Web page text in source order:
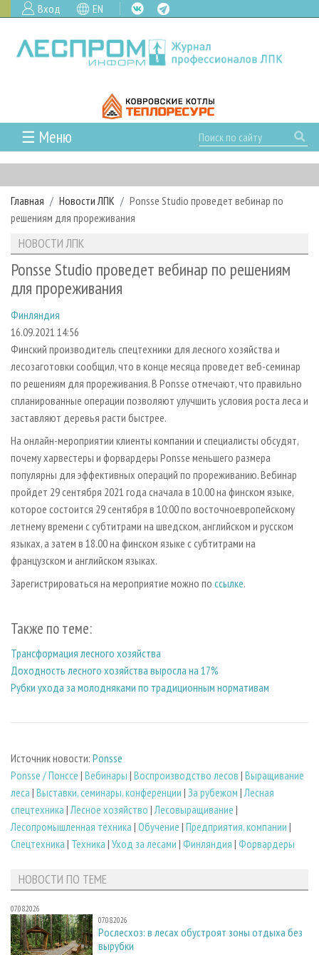
Вход EN
☰ Меню
ГЛАВНАЯ
РУБРИКИ И ТЕМЫ
РУБРИКИ ЖУРНАЛА
ЛЕСОЗАГОТОВКА
ЛЕСОПИЛЕНИЕ
СУШКА ДРЕВЕСИНЫ
ПРОИЗВОДСТВО ДРЕВЕСНЫХ ПЛИТ
ДЕРЕВЯННОЕ ДОМОСТРОЕНИЕ
ПРОИЗВОДСТВО МЕБЕЛИ
БИОЭНЕРГЕТИКА
ЦБП
ИНСТРУМЕНТ И МАТЕРИАЛЫ
НОВОСТИ
НОВОСТИ ЛПК
НОВОСТИ ЖУРНАЛА
ПРОЕКТЫ ЛПИ
АНАЛИТИКА
ПРЕДПРИЯТИЯ ЛПК
ПЕРСОНЫ
МОБИЛЬНЫЕ ВЫСТАВКИ
ОФИЦИАЛЬНЫЕ ДЕЛЕГАЦИИ
ПРИОРИТЕТНЫЕ ИНВЕСТПРОЕКТЫ
RUSSIAN FORESTRY REVIEW
ГАЗЕТА ЛЕСПРОМФОРУМ
БИБЛИОТЕКА СПЕЦИАЛИСТА
АРХИВ ЖУРНАЛОВ
О ЖУРНАЛЕ
КОНТАКТЫ
РЕКЛАМОДАТЕЛЯМ
РЕКЛАМА
РЕКЛАМА НА САЙТЕ
Главная Новости ЛПК
Ponsse Studio проведет вебинар по
решениям для прореживания
НОВОСТИ ЛПК
Ponsse Studio проведет вебинар по решениям
для прореживания
Финляндия
16.09.2021 14:56
Финский производитель спецтехники для лесного хозяйства и
лесозаготовки сообщил, что в конце месяца проведет веб-семинар
по решениям для прореживания. В Ponsse отмечают, что правильно
спланированные операции позволяют улучшить условия роста леса и
заставляют деревья расти быстрее.
На онлайн-мероприятии клиенты компании и специалисты обсудят,
почему харвестеры и форвардеры Ponsse меньшего размера
популярны для эффективных операций по прореживанию. Вебинар
пройдет 29 сентября 2021 года сначала в 10.00 на финском языке,
которое состоится 29 сентября в 10:00 по восточноевропейскому
летнему времени с субтитрами на шведском, английском и русском
языках, а затем в 18.00 на финском языке с субтитрами на
французском и английском языках.
Зарегистрироваться на мероприятие можно по ссылке.
Также по теме:
Трансформация лесного хозяйства
Доходность лесного хозяйства выросла на 17%
Рубки ухода за молодняками по традиционным нормативам
Источник новости: Ponsse
Ponsse / Понссе | Вебинары | Воспроизводство лесов | Выращивание
леса | Выставки, семинары, конференции | За рубежом | Лесная
спецтехника | Лесное хозяйство | Лесовыращивание |
Лесопромышленная техника | Обучение | Предприятия, компании |
Спецтехника | Техника | Уход за лесами | Финляндия | Форвардеры
НОВОСТИ ПО ТЕМЕ
07.08.2026
07.08.2026
Рослесхоз: в лесах обустроят зоны отдыха без
вырубки